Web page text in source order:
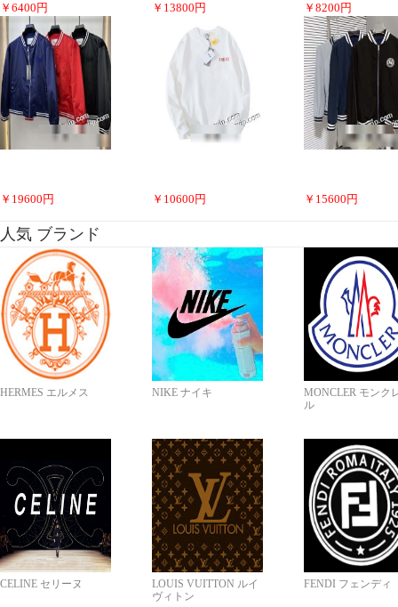
￥ 6400 円 ￥ 13800 円 ￥ 8200 円
￥ 19600 円 ￥ 10600 円 ￥ 15600 円
人気 ブランド
HERMES エルメス NIKE ナイキ
MONCLER モンク
ル
CELINE セリーヌ
LOUIS VUITTON ルイ
ヴィトン
FENDI フェンディ